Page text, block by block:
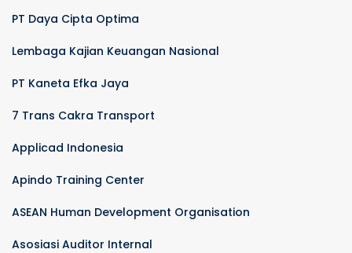
PT Daya Cipta Optima
Lembaga Kajian Keuangan Nasional
PT Kaneta Efka Jaya
7 Trans Cakra Transport
Applicad Indonesia
Apindo Training Center
ASEAN Human Development Organisation
Asosiasi Auditor Internal